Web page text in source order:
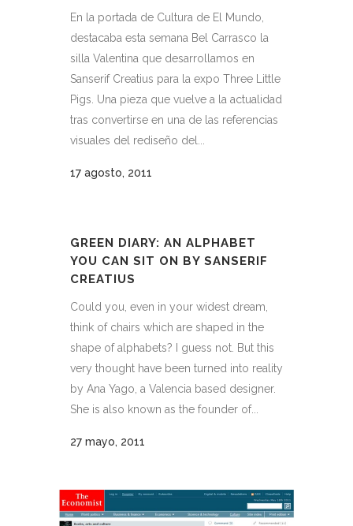
En la portada de Cultura de El Mundo,
destacaba esta semana Bel Carrasco la
silla Valentina que desarrollamos en
Sanserif Creatius para la expo Three Little
Pigs. Una pieza que vuelve a la actualidad
tras convertirse en una de las referencias
visuales del rediseño del...
17 agosto, 2011
GREEN DIARY: AN ALPHABET
YOU CAN SIT ON BY SANSERIF
CREATIUS
Could you, even in your widest dream,
think of chairs which are shaped in the
shape of alphabets? I guess not. But this
very thought have been turned into reality
by Ana Yago, a Valencia based designer.
She is also known as the founder of...
27 mayo, 2011